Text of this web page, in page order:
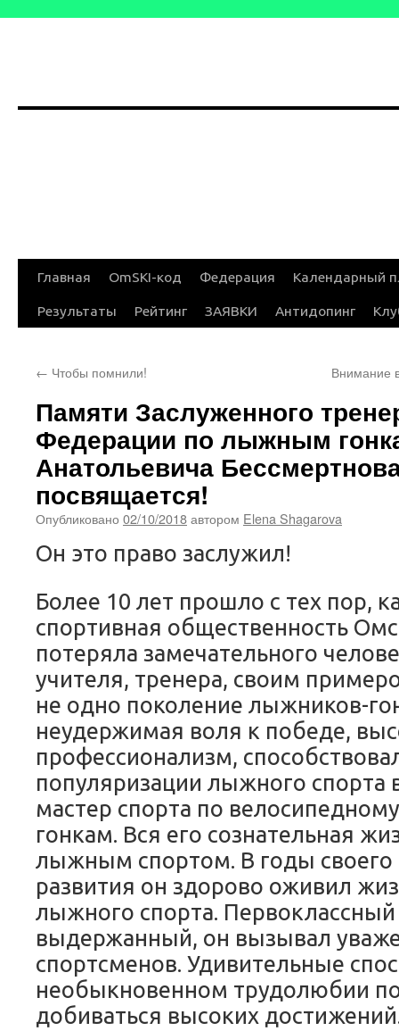
Перейти
Главная OmSKI-код Федерация Календарный
Результаты Рейтинг ЗАЯВКИ Антидопинг
← Чтобы помнили! Внимание
Памяти Заслуженного
Федерации по лыжным
Анатольевича
посвящается!
Опубликовано 02/10/2018автором Elena Shagarova
Он это право заслужил!
Более 10 лет прошло с тех пор,
спортивная общественность
потеряла замечательного
учителя, тренера, своим
не одно поколение лыжников-
неудержимая воля к победе,
профессионализм,
популяризации лыжного
мастер спорта по
гонкам. Вся его сознательная
лыжным спортом. В годы своего
развития он здорово оживил
лыжного спорта. Первоклассный
выдержанный, он вызывал
спортсменов. Удивительные
необыкновенном трудолюбии
добиваться высоких